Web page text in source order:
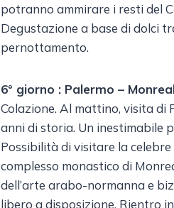
potranno ammirare i resti del
Degustazione a base di dolci
pernottamento.
6° giorno : Palermo –
Colazione. Al mattino, visita
anni di storia. Un inestimabile
Possibilità di visitare la
complesso monastico di
dell’arte arabo-normanna e
libero a disposizione. Rientro